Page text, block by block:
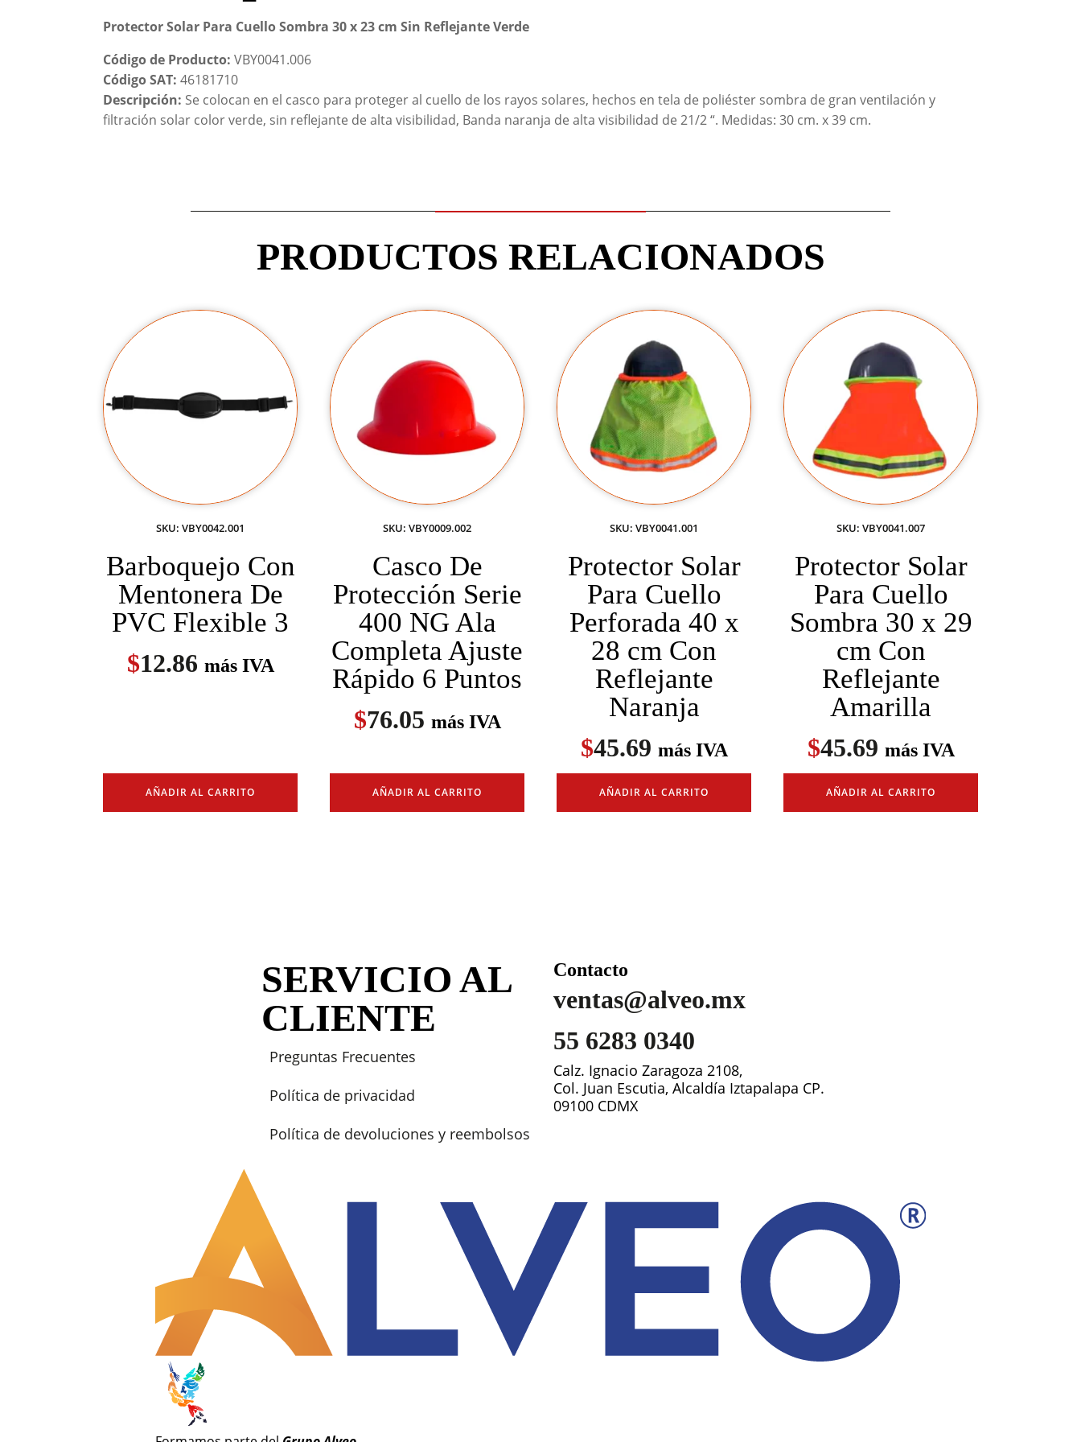
Protector Solar Para Cuello Sombra 30 x 23 cm Sin Reflejante Verde
Código de Producto: VBY0041.006
Código SAT: 46181710
Descripción: Se colocan en el casco para proteger al cuello de los rayos solares, hechos en tela de poliéster sombra de gran ventilación y
filtración solar color verde, sin reflejante de alta visibilidad, Banda naranja de alta visibilidad de 21/2 “. Medidas: 30 cm. x 39 cm.
PRODUCTOS RELACIONADOS
SKU: VBY0042.001
Barboquejo Con
Mentonera De
PVC Flexible 3
$12.86 más IVA
AÑADIR AL CARRITO
SKU: VBY0009.002
Casco De
Protección Serie
400 NG Ala
Completa Ajuste
Rápido 6 Puntos
$76.05 más IVA
AÑADIR AL CARRITO
SKU: VBY0041.001
Protector Solar
Para Cuello
Perforada 40 x
28 cm Con
Reflejante
Naranja
$45.69 más IVA
AÑADIR AL CARRITO
SKU: VBY0041.007
Protector Solar
Para Cuello
Sombra 30 x 29
cm Con
Reflejante
Amarilla
$45.69 más IVA
AÑADIR AL CARRITO
SERVICIO AL
CLIENTE
Preguntas Frecuentes
Política de privacidad
Política de devoluciones y reembolsos
Contacto
ventas@alveo.mx
55 6283 0340
Calz. Ignacio Zaragoza 2108,
Col. Juan Escutia, Alcaldía Iztapalapa CP.
09100 CDMX